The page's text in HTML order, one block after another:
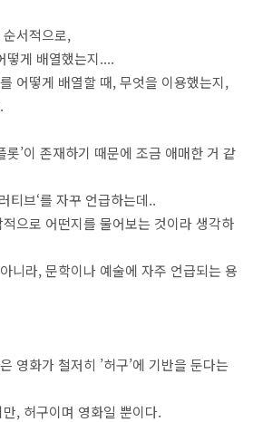
서적으로,
떻게 배열했는지....
어떻게 배열할 때,무엇을 이용했는지,
.
롯’이 존재하기 때문에 조금 애매한 거 같
티브‘를 자꾸 언급하는데..
으로 어떤지를 물어보는 것이라 생각하
니라,문학이나 예술에 자주 언급되는 용
영화가 철저히 ’허구’에 기반을 둔다는
, 허구이며 영화일 뿐이다.